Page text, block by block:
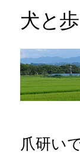
犬と
爪研い